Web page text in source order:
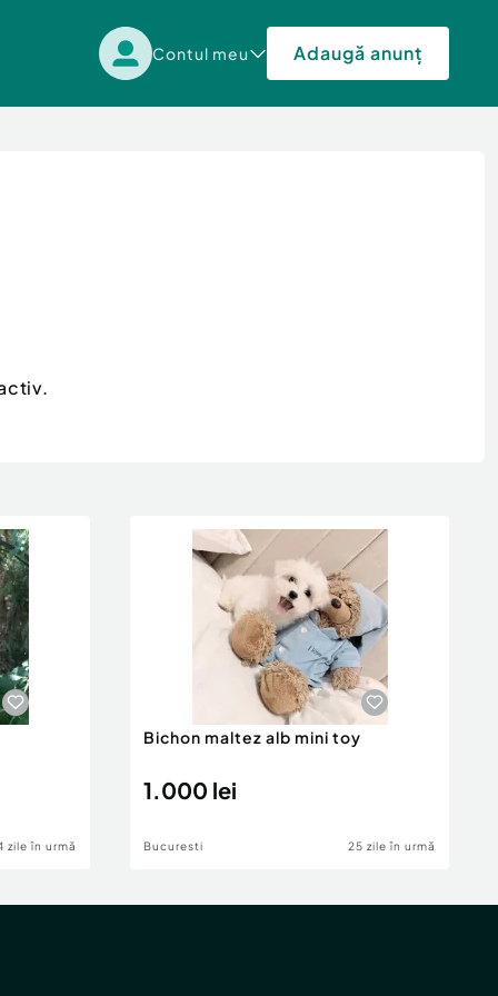
Contul meu Adaugă anunț
zile în urmă
Bichon maltez alb mini toy
1.000 lei
Bucuresti 25 zile în urmă